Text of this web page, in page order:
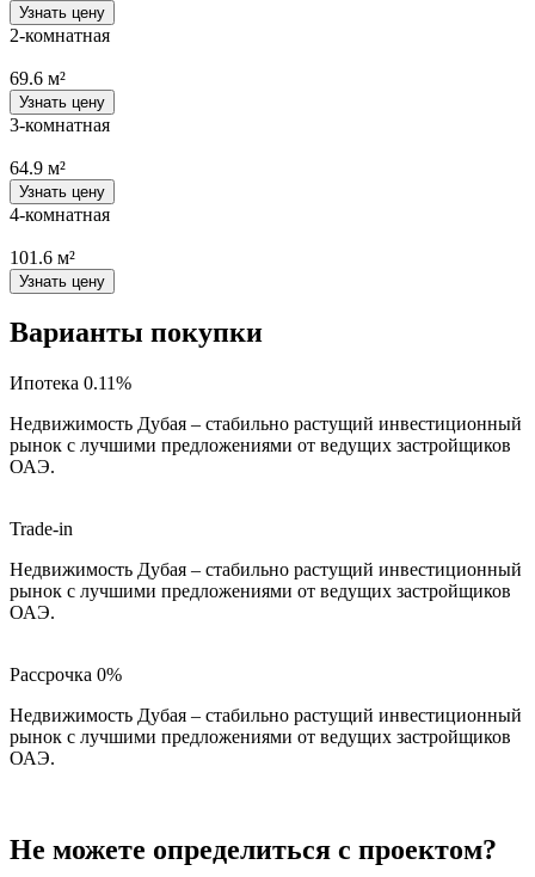
Узнать цену
2-комнатная
69.6 м²
Узнать цену
3-комнатная
64.9 м²
Узнать цену
4-комнатная
101.6 м²
Узнать цену
Варианты покупки
Ипотека 0.11%
Недвижимость Дубая – стабильно растущий инвестиционный
рынок с лучшими предложениями от ведущих застройщиков
ОАЭ.
Trade-in
Недвижимость Дубая – стабильно растущий инвестиционный
рынок с лучшими предложениями от ведущих застройщиков
ОАЭ.
Рассрочка 0%
Недвижимость Дубая – стабильно растущий инвестиционный
рынок с лучшими предложениями от ведущих застройщиков
ОАЭ.
Не можете определиться с проектом?